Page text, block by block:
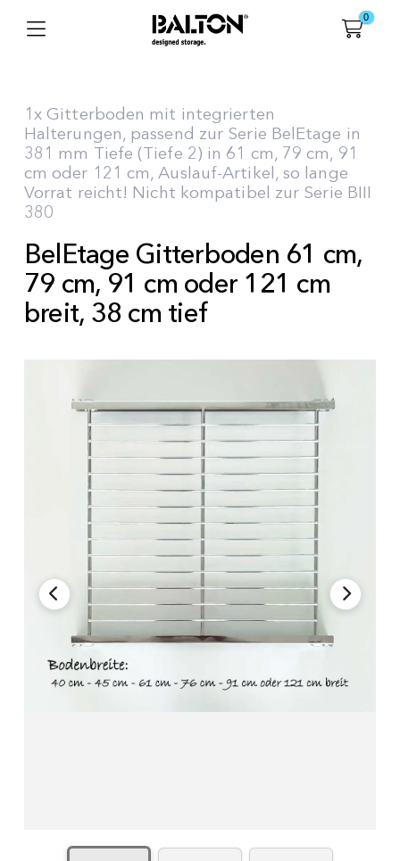
0
1x Gitterboden mit integrierten
Halterungen, passend zur Serie BelEtage in
381 mm Tiefe (Tiefe 2) in 61 cm, 79 cm, 91
cm oder 121 cm, Auslauf-Artikel, so lange
Vorrat reicht! Nicht kompatibel zur Serie BIII
380
BelEtage Gitterboden 61 cm,
79 cm, 91 cm oder 121 cm
breit, 38 cm tief